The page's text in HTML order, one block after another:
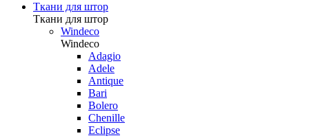
Ткани для штор
Ткани для штор
Windeco
Windeco
Adagio
Adele
Antique
Bari
Bolero
Chenille
Eclipse